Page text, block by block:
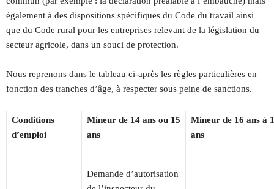
également à des dispositions spécifiques du Code du travail ainsi
que du Code rural pour les entreprises relevant de la législation du
secteur agricole, dans un souci de protection.
Nous reprenons dans le tableau ci-après les règles particulières en
fonction des tranches d’âge, à respecter sous peine de sanctions.
Conditions
d’emploi
Mineur de 14 ans ou 15
ans
Mineur de 16 ans à
ans
Demande d’autorisation